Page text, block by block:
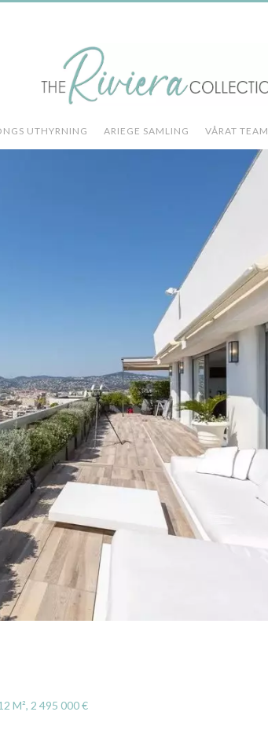
UTHYRNING ARIEGE SAMLING VÅRAT TEAM
M², 2 495 000 €